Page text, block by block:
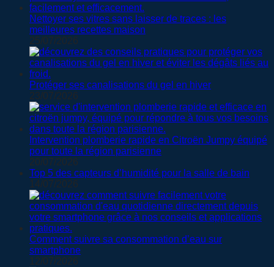
Nettoyer ses vitres sans laisser de traces : les
meilleures recettes maison
25/07/2026
Protéger ses canalisations du gel en hiver
23/07/2026
Intervention plomberie rapide en Citroën Jumpy équipé
pour toute la région parisienne
20/07/2026
Top 5 des capteurs d’humidité pour la salle de bain
14/07/2026
Comment suivre sa consommation d’eau sur
smartphone
12/07/2026